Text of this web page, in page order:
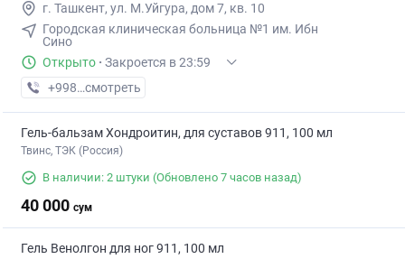
г. Ташкент, ул. М.Уйгура, дом 7, кв. 10
Городская клиническая больница №1 им. Ибн
Сино
Открыто · Закроется в 23:59
+998 (71) XXX-XX-XX
смотреть
Гель-бальзам Хондроитин, для суставов 911, 100 мл
Твинс, ТЭК (Россия)
В наличии: 2 штуки (Обновлено 7 часов назад)
40 000 сум
Гель Венолгон для ног 911, 100 мл